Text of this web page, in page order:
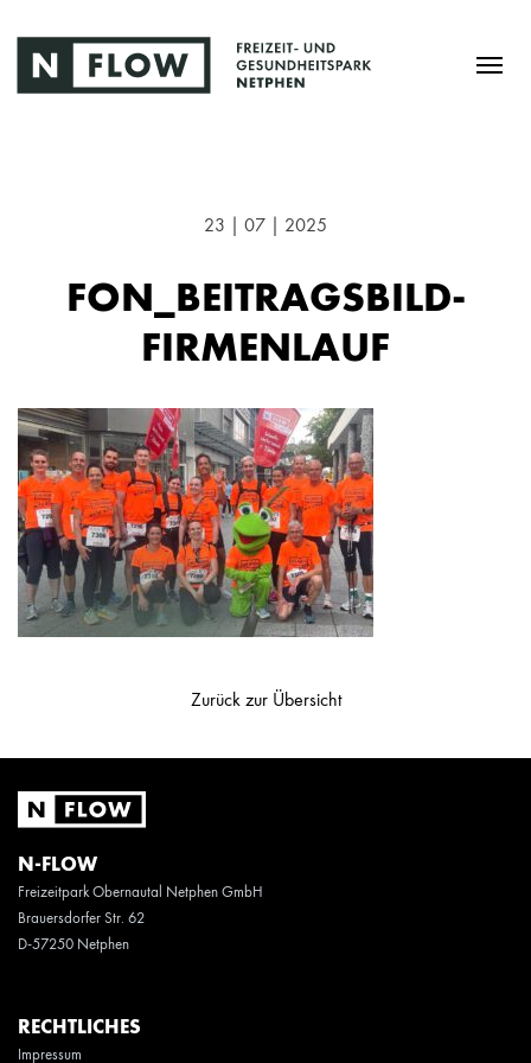
23 | 07 | 2025
FON_BEITRAGSBILD-
FIRMENLAUF
Zurück zur Übersicht
N-FLOW
Freizeitpark Obernautal Netphen GmbH
Brauersdorfer Str. 62
D-57250 Netphen
RECHTLICHES
Impressum